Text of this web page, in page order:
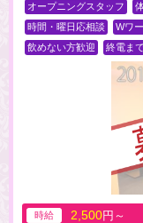
オープニングスタッフ
時間・曜日応相談
Wワ
飲めない方歓迎
終電ま
時給 2,500円～